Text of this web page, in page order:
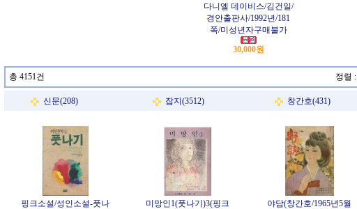
다니엘 데이비스/김건일/
경안출판사/1992년/181
쪽/미성년자구매불가
30,000원
총 4151건 정렬 :
신문(208) 잡지(3512) 창간호(431)
핑크소설/성인소설-풋나
미망인1(풋나기)3(핑크
야담(창간호/1965년5월